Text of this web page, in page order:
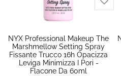
NYX Professional Makeup The
Marshmellow Setting Spray
Fissante Trucco 16h Opacizza
Leviga Minimizza I Pori -
Flacone Da 60ml